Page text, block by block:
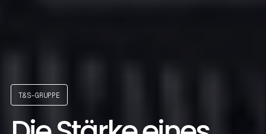
T&S-GRUPPE